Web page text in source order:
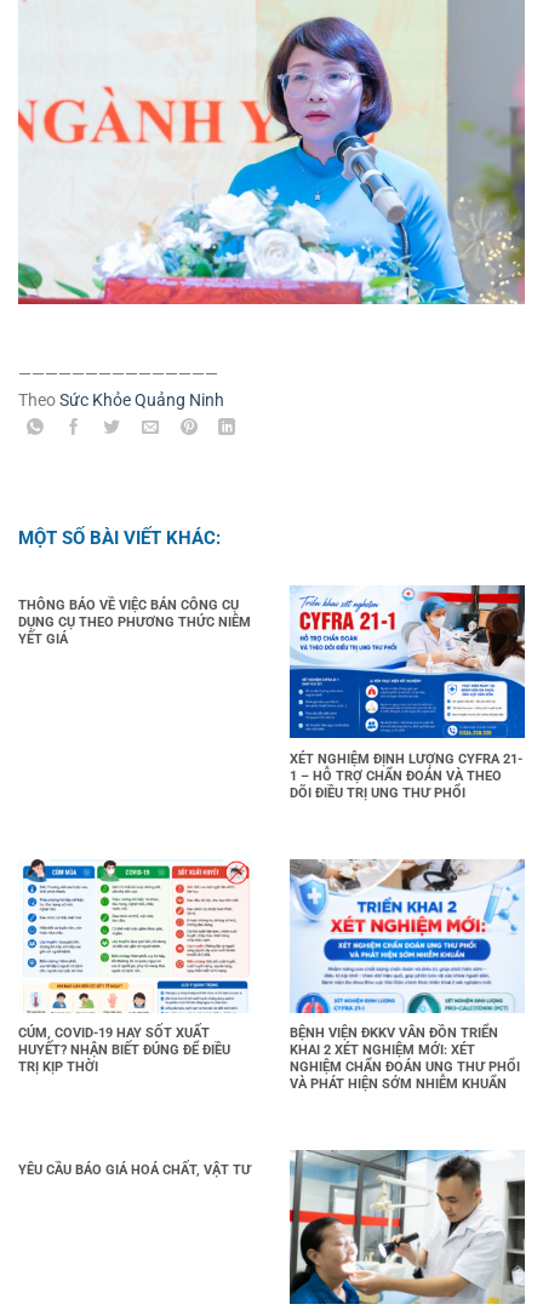
———————————————
TheoSức Khỏe Quảng Ninh
MỘT SỐ BÀI VIẾT KHÁC:
THÔNG BÁO VỀ VIỆC BÁN CÔNG CỤ
DỤNG CỤ THEO PHƯƠNG THỨC NIÊM
YẾT GIÁ
XÉT NGHIỆM ĐỊNH LƯỢNG CYFRA 21-
1 – HỖ TRỢ CHẨN ĐOÁN VÀ THEO
DÕI ĐIỀU TRỊ UNG THƯ PHỔI
CÚM, COVID-19 HAY SỐT XUẤT
HUYẾT? NHẬN BIẾT ĐÚNG ĐỂ ĐIỀU
TRỊ KỊP THỜI
BỆNH VIỆN ĐKKV VÂN ĐỒN TRIỂN
KHAI 2 XÉT NGHIỆM MỚI: XÉT
NGHIỆM CHẨN ĐOÁN UNG THƯ PHỔI
VÀ PHÁT HIỆN SỚM NHIỄM KHUẨN
YÊU CẦU BÁO GIÁ HOÁ CHẤT, VẬT TƯ